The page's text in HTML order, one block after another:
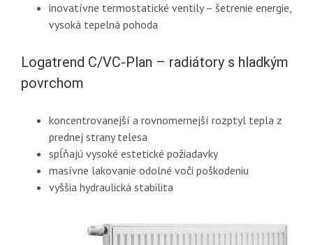
inovatívne termostatické ventily – šetrenie energie,
vysoká tepelná pohoda
Logatrend C/VC-Plan – radiátory s hladkým
povrchom
koncentrovanejší a rovnomernejší rozptyl tepla z
prednej strany telesa
spĺňajú vysoké estetické požiadavky
masívne lakovanie odolné voči poškodeniu
vyššia hydraulická stabilita